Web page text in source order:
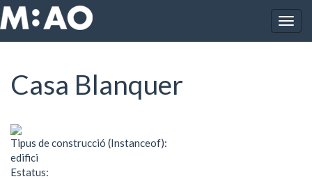
Vés al contingut
Inici Casa Blanquer
Casa Blanquer
Tipus de construcció (Instanceof):
edifici
Estatus: